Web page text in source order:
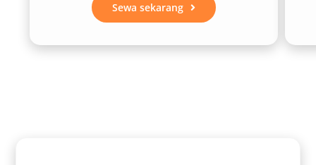
Sewa sekarang